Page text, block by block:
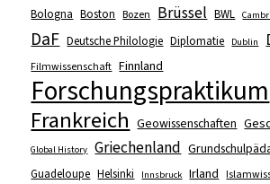
Bologna Boston Bozen Brüssel BWL
DaF Deutsche Philologie Diplomatie Dublin
Filmwissenschaft Finnland
Forschungspraktikum
Frankreich Geowissenschaften
Global History Griechenland
Guadeloupe Helsinki Innsbruck Irland